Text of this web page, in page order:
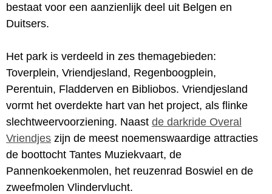
bestaat voor een aanzienlijk deel uit Belgen en
Duitsers.
Het park is verdeeld in zes themagebieden:
Toverplein, Vriendjesland, Regenboogplein,
Perentuin, Fladderven en Bibliobos. Vriendjesland
vormt het overdekte hart van het project, als flinke
slechtweervoorziening. Naast de darkride Overal
Vriendjes zijn de meest noemenswaardige attracties
de boottocht Tantes Muziekvaart, de
Pannenkoekenmolen, het reuzenrad Boswiel en de
zweefmolen Vlindervlucht.